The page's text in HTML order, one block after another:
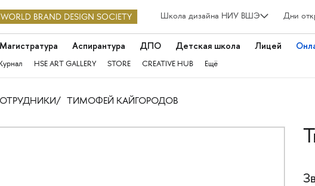
Школа дизайна НИУ ВШЭ Дни
Магистратура Аспирантура ДПО Детская школа Лицей
HSE ART GALLERY STORE CREATIVE HUB Ещё
ТИМОФЕЙ КАЙГОРОДОВ